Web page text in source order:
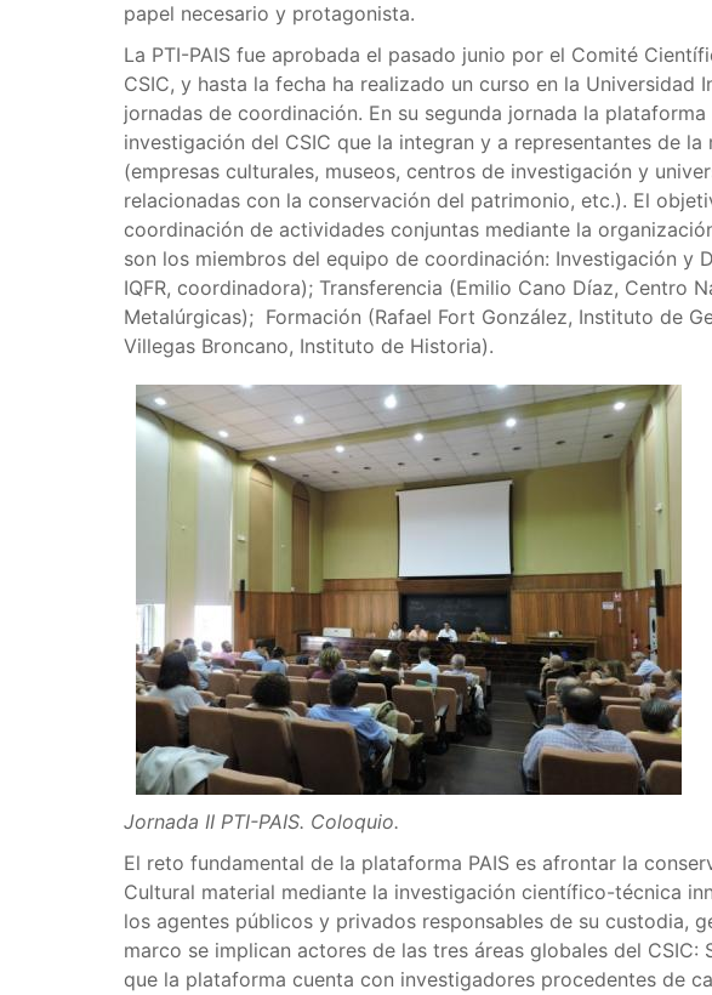
papel necesario y protagonista.
La PTI-PAIS fue aprobada el pasado junio por el Comité
CSIC, y hasta la fecha ha realizado un curso en la Universidad
jornadas de coordinación. En su segunda jornada la
investigación del CSIC que la integran y a representantes de
(empresas culturales, museos, centros de investigación y
relacionadas con la conservación del patrimonio, etc.). El
coordinación de actividades conjuntas mediante la
son los miembros del equipo de coordinación: Investigación y
IQFR, coordinadora); Transferencia (Emilio Cano Díaz, Centro
Metalúrgicas); Formación (Rafael Fort González, Instituto de
Villegas Broncano, Instituto de Historia).
Jornada II PTI-PAIS. Coloquio.
El reto fundamental de la plataforma PAIS es afrontar la
Cultural material mediante la investigación científico-técnica
los agentes públicos y privados responsables de su custodia,
marco se implican actores de las tres áreas globales del CSIC:
que la plataforma cuenta con investigadores procedentes de